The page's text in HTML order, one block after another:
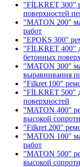
"FİLKRET 300"
поверхностей
"MATON 200"
работ
"EPOKS 300"
"FİLKRET 400"
бетонных
"MATON 300"
выравнивания
"Filkret 100"
"FİLKRET 500"
поверхностей
"MATON 400"
высокой
"Filkret 200"
"MATON 100"
работ
"MATON 500"
высокой